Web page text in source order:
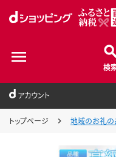
検
アカウント
トップページ 地域のお礼の